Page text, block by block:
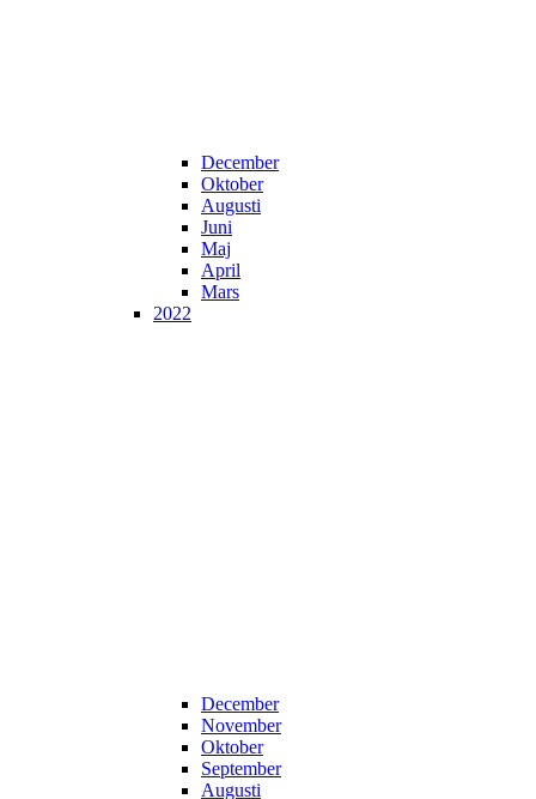
December
Oktober
Augusti
Juni
Maj
April
Mars
2022
December
November
Oktober
September
Augusti